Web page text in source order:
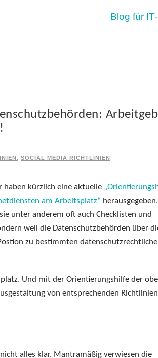
Blog für
, SOCIAL MEDIA RICHTLINIEN
haben kürzlich eine aktuelle
am Arbeitsplatz“
unter anderem oft auch Checklisten und
weil die Datenschutzbehörden über
zu bestimmten
Und mit der Orientierungshilfe der
von entsprechenden
alles klar. Mantramäßig verwiesen die